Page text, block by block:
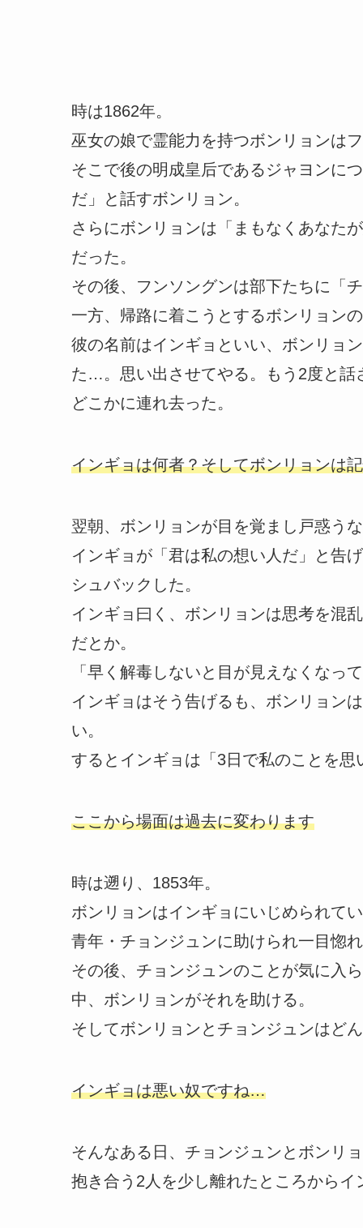
時は1862年。
巫女の娘で霊能力を持つボンリョンは
そこで後の明成皇后であるジャヨンに
だ」と話すボンリョン。
さらにボンリョンは「まもなくあなた
だった。
その後、フンソングンは部下たちに「
一方、帰路に着こうとするボンリョン
彼の名前はインギョといい、ボンリョ
た…。思い出させてやる。もう2度と
どこかに連れ去った。
インギョは何者？そしてボンリョンは
翌朝、ボンリョンが目を覚まし戸惑う
インギョが「君は私の想い人だ」と告
シュバックした。
インギョ曰く、ボンリョンは思考を混
だとか。
「早く解毒しないと目が見えなくなっ
インギョはそう告げるも、ボンリョン
い。
するとインギョは「3日で私のことを
ここから場面は過去に変わります
時は遡り、1853年。
ボンリョンはインギョにいじめられて
青年・チョンジュンに助けられ一目惚
その後、チョンジュンのことが気に入
中、ボンリョンがそれを助ける。
そしてボンリョンとチョンジュンはど
インギョは悪い奴ですね…
そんなある日、チョンジュンとボンリ
抱き合う2人を少し離れたところから